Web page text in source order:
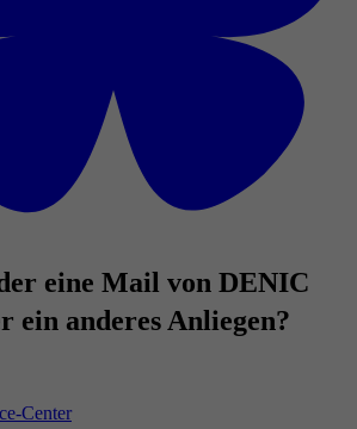
eine Mail von DENIC
anderes Anliegen?
Center